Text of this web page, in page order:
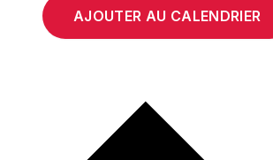
AJOUTER AU CALENDRIER